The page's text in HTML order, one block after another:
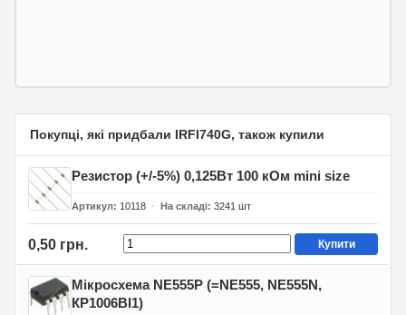
Покупці, які придбали IRFI740G, також купили
Резистор (+/-5%) 0,125Вт 100 кОм mini size
Артикул 10118 На складі 3241 шт
0,50 грн. Купити
Мікросхема NE555P (=NE555, NE555N,
КР1006ВІ1)